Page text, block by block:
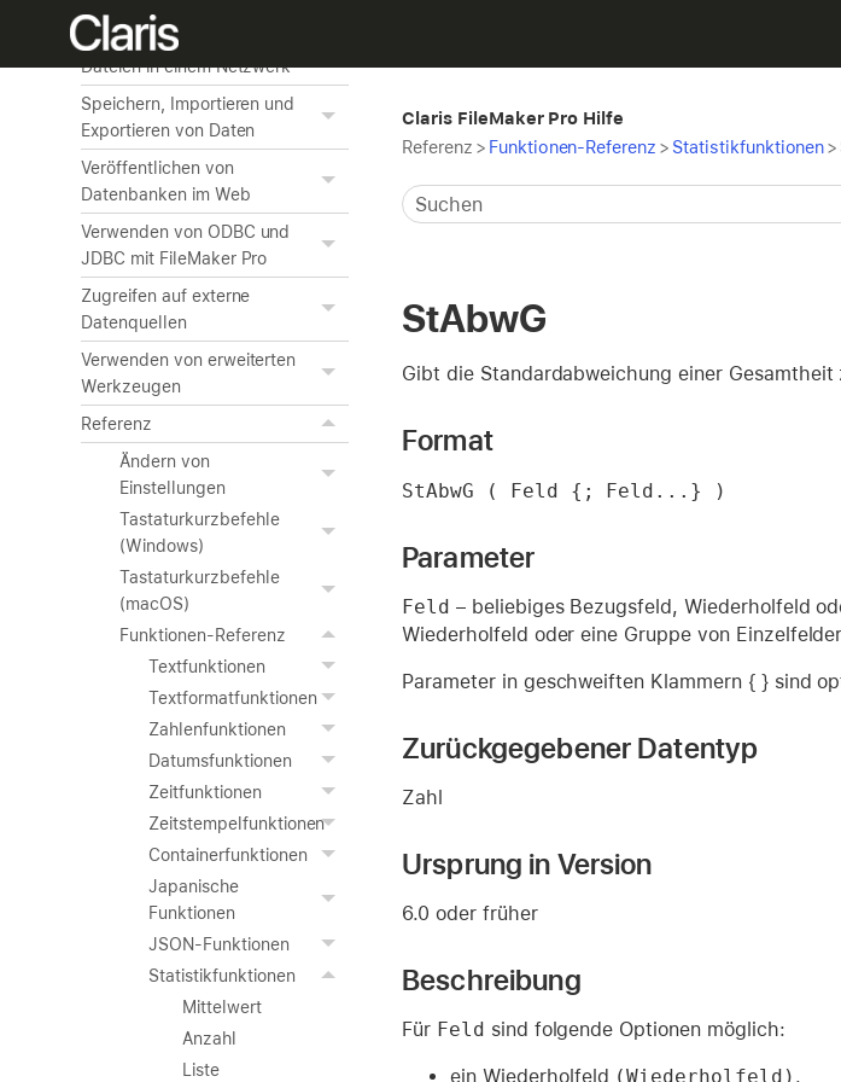
Gemeinsame Nutzung von
Dateien in einem Netzwerk
Speichern, Importieren und
Exportieren von Daten
Veröffentlichen von
Datenbanken im Web
Verwenden von ODBC und
JDBC mit FileMaker Pro
Zugreifen auf externe
Datenquellen
Verwenden von erweiterten
Werkzeugen
Referenz
Ändern von
Einstellungen
Tastaturkurzbefehle
(Windows)
Tastaturkurzbefehle
(macOS)
Funktionen-Referenz
Textfunktionen
Textformatfunktionen
Zahlenfunktionen
Datumsfunktionen
Zeitfunktionen
Zeitstempelfunktionen
Containerfunktionen
Japanische
Funktionen
JSON-Funktionen
Statistikfunktionen
Mittelwert
Anzahl
Liste
Claris FileMaker Pro Hilfe
Referenz > Funktionen-Referenz > Statistikfunktionen>
StAbwG
Gibt die Standardabweichung einer
Format
StAbwG ( Feld {; Feld...} )
Parameter
Feld – beliebiges Bezugsfeld, Wiederholfeld
Wiederholfeld oder eine Gruppe von
Parameter in geschweiften Klammern { } sind
Zurückgegebener Datentyp
Zahl
Ursprung in Version
6.0 oder früher
Beschreibung
Für Feld sind folgende Optionen möglich:
ein Wiederholfeld (Wiederholfeld) .